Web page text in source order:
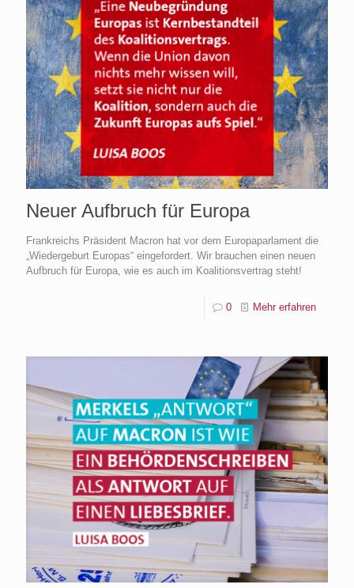
Neuer Aufbruch für Europa
Frankreichs Präsident Macron hat vor dem Europaparlament die
„Wiedergeburt Europas“ eingefordert. Wir brauchen einen neuen
Aufbruch für Europa, wie es auch im Koalitionsvertrag steht!
0 Mehr erfahren